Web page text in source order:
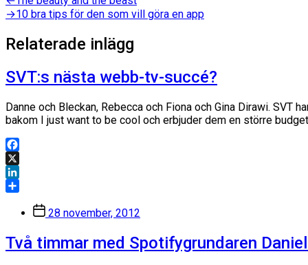
inlägg:
→Nästa
10 bra tips för den som vill göra en app
Relaterade inlägg
SVT:s nästa webb-tv-succé?
Danne och Bleckan, Rebecca och Fiona och Gina Dirawi.
bakom I just want to be cool och erbjuder dem en större
Facebook
X
LinkedIn
Inläggsdatum
28 november, 2012
Två timmar med Spotifygrundaren